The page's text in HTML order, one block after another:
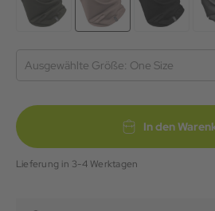
Ausgewählte Größe: One Size
In den
Lieferung in 3-4 Werktagen